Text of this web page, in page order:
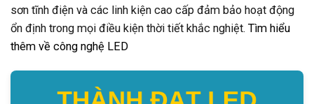
sơn tĩnh điện và các linh kiện cao cấp đảm bảo hoạt động
ổn định trong mọi điều kiện thời tiết khắc nghiệt. Tìm hiểu
thêm về công nghệ LED